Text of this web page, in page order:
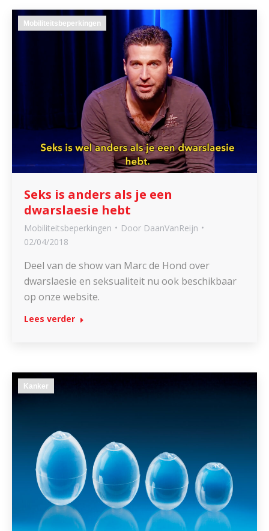
Mobiliteitsbeperkingen
Seks is anders als je een
dwarslaesie hebt
Mobiliteitsbeperkingen Door DaanVanReijn
02/04/2018
Deel van de show van Marc de Hond over
dwarslaesie en seksualiteit nu ook beschikbaar
op onze website.
Lees verder
Kanker